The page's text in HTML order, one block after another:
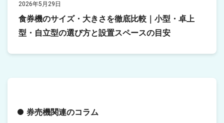
2026年5月29日
食券機のサイズ・大きさを徹底比較｜小型・卓上
型・自立型の選び方と設置スペースの目安
券売機関連のコラム